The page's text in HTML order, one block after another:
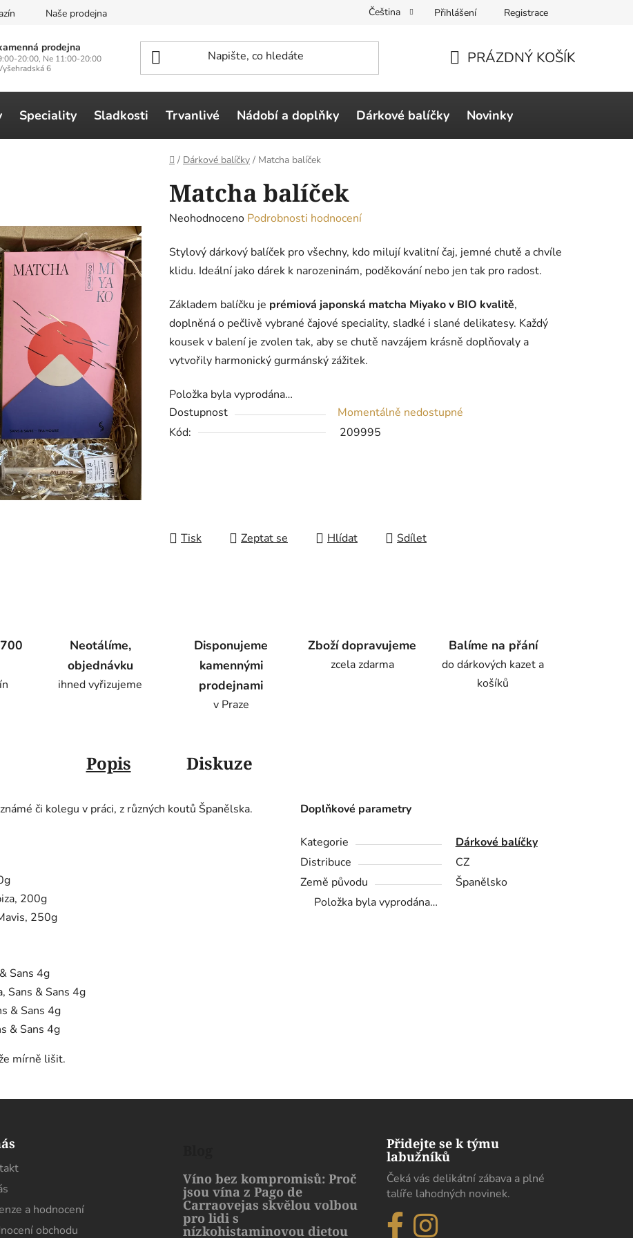
Naše prodejna Čeština Přihlášení Registrace
prodejna
20:00, Ne 11:00-20:00
6
KOŠÍK
PRÁZDNÝ KOŠÍK
Speciality Sladkosti Trvanlivé Nádobí a doplňky Dárkové balíčky Novinky
Domů
/ Dárkové balíčky / Matcha balíček
Matcha balíček
Průměrné
produktu
je
z
5
hvězdiček.
Neohodnoceno Podrobnosti hodnocení
Stylový dárkový balíček pro všechny, kdo milují kvalitní čaj, jemné chutě a chvíle
klidu. Ideální jako dárek k narozeninám, poděkování nebo jen tak pro radost.
Základem balíčku je prémiová japonská matcha Miyako v BIO kvalitě,
doplněná o pečlivě vybrané čajové speciality, sladké i slané delikatesy. Každý
kousek v balení je zvolen tak, aby se chutě navzájem krásně doplňovaly a
vytvořily harmonický gurmánský zážitek.
Položka byla vyprodána…
Dostupnost
Momentálně nedostupné
Kód:
209995
Tisk Zeptat se Hlídat Sdílet
Neotálíme,
objednávku
ihned vyřizujeme
Disponujeme
kamennými
prodejnami
v Praze
Zboží dopravujeme
zcela zdarma
Balíme na přání
do dárkových kazet a
košíků
Popis Diskuze
či kolegu v práci, z různých koutů Španělska.
200g
250g
Sans 4g
Sans & Sans 4g
& Sans 4g
& Sans 4g
mírně lišit.
Doplňkové parametry
Kategorie
Dárkové balíčky
Distribuce
CZ
Země původu
Španělsko
Položka byla vyprodána…
a hodnocení
obchodu
Víno bez kompromisů: Proč
jsou vína z Pago de
Carraovejas skvělou volbou
pro lidi s
nízkohistaminovou dietou
Přidejte se k týmu
labužníků
Čeká vás delikátní zábava a plné
talíře lahodných novinek.